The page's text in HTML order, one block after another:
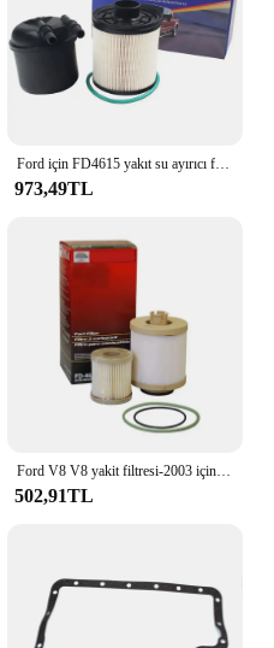
Ford için FD4615 yakıt su ayırıcı filtre 2011-2016 F-250 F-350 F-450 F-550 süper görev 6.7L V8 dizel Powerstroke BC3Z9N184B
973,49TL
Ford V8 V8 yakit filtresi-2003 için FD4616 2007 F250 F250 F450 F550 süper görev alt kaldırıcı pompa filtresi ve üst yakıt kase filtresi
502,91TL